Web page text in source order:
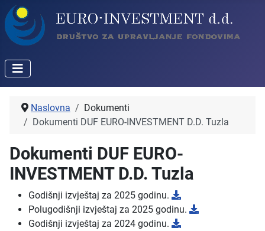
Naslovna
Dokumenti
Dokumenti DUF EURO-INVESTMENT D.D. Tuzla
Dokumenti DUF EURO-
INVESTMENT D.D. Tuzla
Godišnji izvještaj za 2025 godinu.
Polugodišnji izvještaj za 2025 godinu.
Godišnji izvještaj za 2024 godinu.